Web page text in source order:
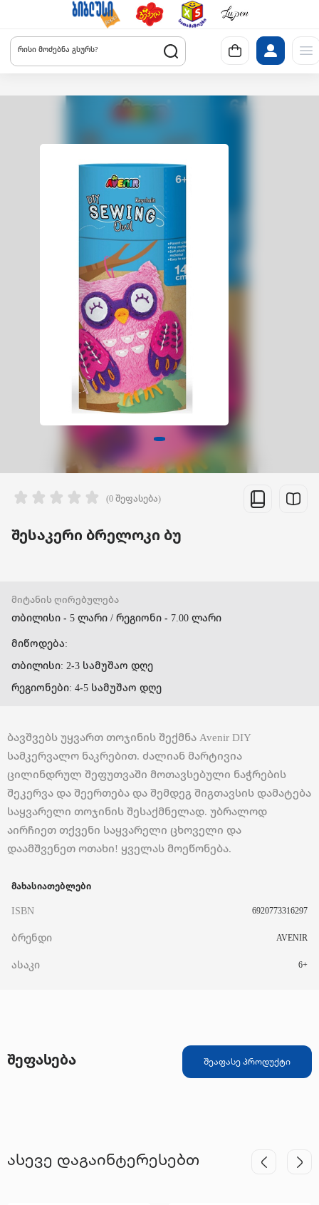
რისი მოძებნა გსურს?
(0 შეფასება)
შესაკერი ბრელოკი ბუ
მიტანის ღირებულება
თბილისი - 5 ლარი / რეგიონი - 7.00 ლარი
მიწოდება:
თბილისი: 2-3 სამუშაო დღე
რეგიონები: 4-5 სამუშაო დღე
ბავშვებს უყვართ თოჯინის შექმნა Avenir DIY
სამკერვალო ნაკრებით. ძალიან მარტივია
ცილინდრულ შეფუთვაში მოთავსებული ნაჭრების
შეკერვა და შეერთება და შემდეგ შიგთავსის დამატება
საყვარელი თოჯინის შესაქმნელად. უბრალოდ
აირჩიეთ თქვენი საყვარელი ცხოველი და
დაამშვენეთ ოთახი! ყველას მოეწონება.
მახასიათებლები
ISBN 6920773316297
ბრენდი AVENIR
ასაკი 6+
შეფასება შეაფასე პროდუქტი
ასევე დაგაინტერესებთ